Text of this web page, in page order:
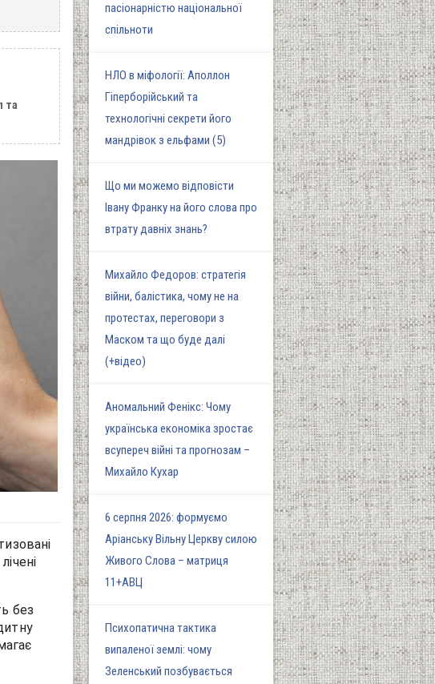
та
без
пасіонарністю національної
спільноти
НЛО в міфології: Аполлон
Гіперборійський та
технологічні секрети його
мандрівок з ельфами (5)
Що ми можемо відповісти
Івану Франку на його слова про
втрату давніх знань?
Михайло Федоров: стратегія
війни, балістика, чому не на
протестах, переговори з
Маском та що буде далі
(+відео)
Аномальний Фенікс: Чому
українська економіка зростає
всупереч війні та прогнозам –
Михайло Кухар
6 серпня 2026: формуємо
Аріанську Вільну Церкву силою
Живого Слова – матриця
11+АВЦ
Психопатична тактика
випаленої землі: чому
Зеленський позбувається